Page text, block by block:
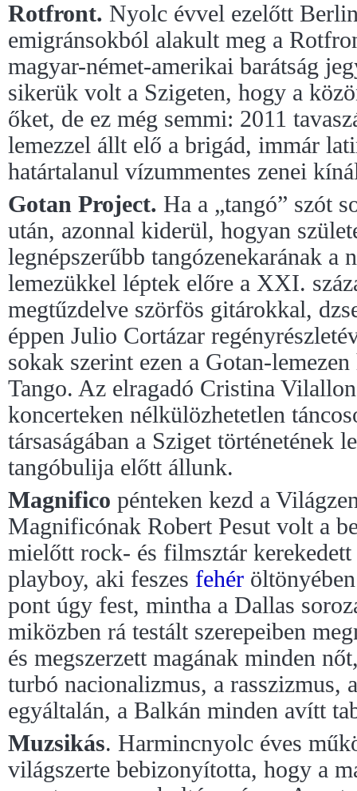
Rotfront. Nyolc évvel ezelőtt
emigránsokból alakult meg a
magyar-német-amerikai barátság
sikerük volt a Szigeten, hogy a
őket, de ez még semmi: 2011
lemezzel állt elő a brigád, immár
határtalanul vízummentes zenei
Gotan Project. Ha a „tangó” szót
után, azonnal kiderül, hogyan
legnépszerűbb tangózenekarának a
lemezükkel léptek előre a XXI.
megtűzdelve szörfös gitárokkal,
éppen Julio Cortázar
sokak szerint ezen a Gotan-
Tango. Az elragadó Cristina
koncerteken nélkülözhetetlen
társaságában a Sziget történetének
tangóbulija előtt állunk.
Magnifico pénteken kezd a
Magnificónak Robert Pesut volt a
mielőtt rock- és filmsztár
playboy, aki feszes fehér
pont úgy fest, mintha a Dallas
miközben rá testált szerepeiben
és megszerzett magának minden
turbó nacionalizmus, a rasszizmus,
egyáltalán, a Balkán minden avítt
Muzsikás. Harmincnyolc éves
világszerte bebizonyította, hogy a